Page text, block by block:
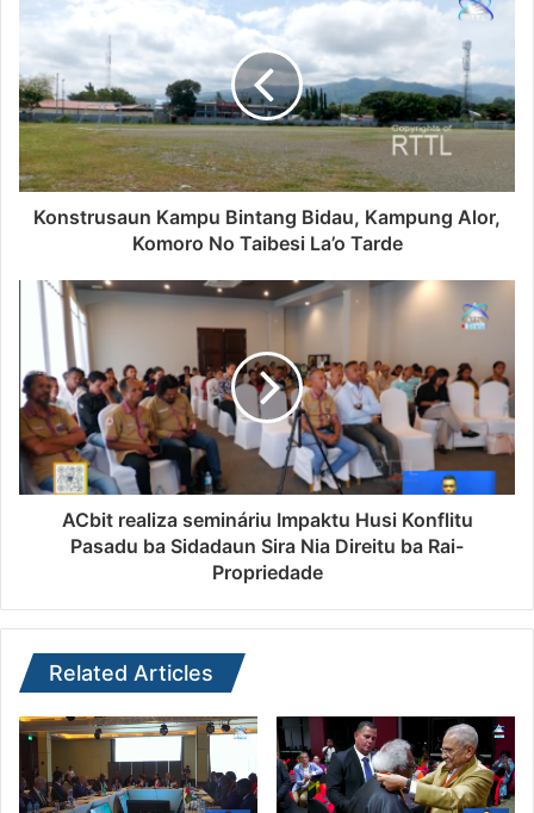
Konstrusaun Kampu Bintang Bidau, Kampung Alor,
Komoro No Taibesi La’o Tarde
ACbit realiza semináriu Impaktu Husi Konflitu
Pasadu ba Sidadaun Sira Nia Direitu ba Rai-
Propriedade
Related Articles